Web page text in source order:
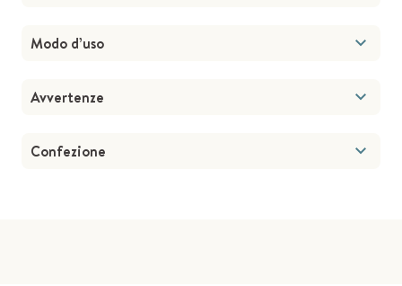
Modo d’uso
Avvertenze
Confezione